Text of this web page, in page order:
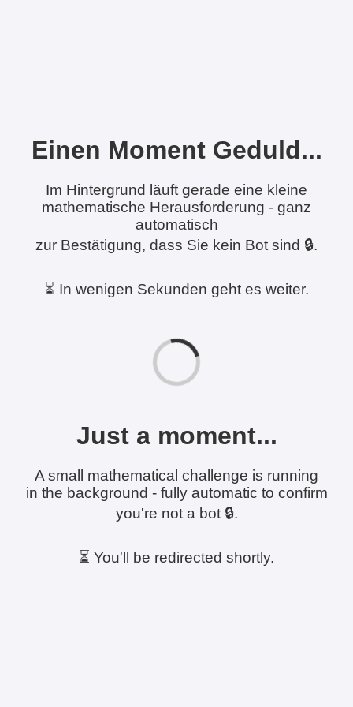
Einen Moment Geduld...
Im Hintergrund läuft gerade eine kleine
mathematische Herausforderung - ganz
automatisch
zur Bestätigung, dass Sie kein Bot sind 🔒.
⏳ In wenigen Sekunden geht es weiter.
Just a moment...
A small mathematical challenge is running
in the background - fully automatic to confirm
you're not a bot 🔒.
⏳ You'll be redirected shortly.